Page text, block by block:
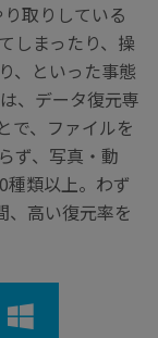
取りしている
しまったり、操
、といった事態
、データ復元専
で、ファイルを
ず、写真・動
類以上。わず
、高い復元率を